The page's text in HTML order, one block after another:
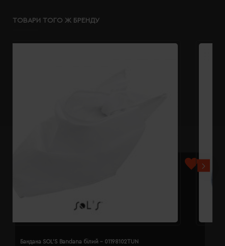
ТОВАРИ ТОГО Ж БРЕНДУ
Бандана SOL'S Bandana білий - 01198102TUN